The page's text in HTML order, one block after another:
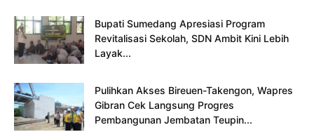
Bupati Sumedang Apresiasi Program
Revitalisasi Sekolah, SDN Ambit Kini Lebih
Layak...
Pulihkan Akses Bireuen-Takengon, Wapres
Gibran Cek Langsung Progres
Pembangunan Jembatan Teupin...